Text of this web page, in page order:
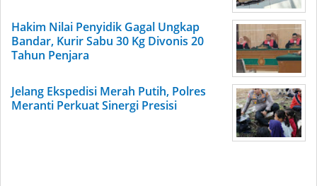
Hakim Nilai Penyidik Gagal Ungkap
Bandar, Kurir Sabu 30 Kg Divonis 20
Tahun Penjara
Jelang Ekspedisi Merah Putih, Polres
Meranti Perkuat Sinergi Presisi